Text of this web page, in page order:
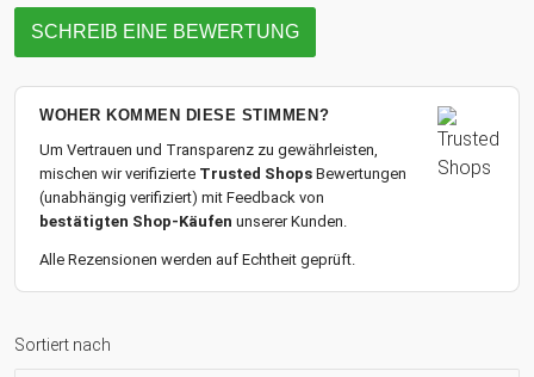
Dich selbst kaufst oder einem Bierliebhaber in Deinem Leben
schenkst – dieses Glas ist nicht nur ein Trinkgefäß, sondern
einem herzhaften "Prost!" zelebrieren sollte.
SCHREIB EINE BEWERTUNG
WOHER KOMMEN DIESE STIMMEN?
Um Vertrauen und Transparenz zu gewährleisten,
mischen wir verifizierte Trusted Shops Bewertungen
(unabhängig verifiziert) mit Feedback von
bestätigten Shop-Käufen unserer Kunden.
Alle Rezensionen werden auf Echtheit geprüft.
Sortiert nach